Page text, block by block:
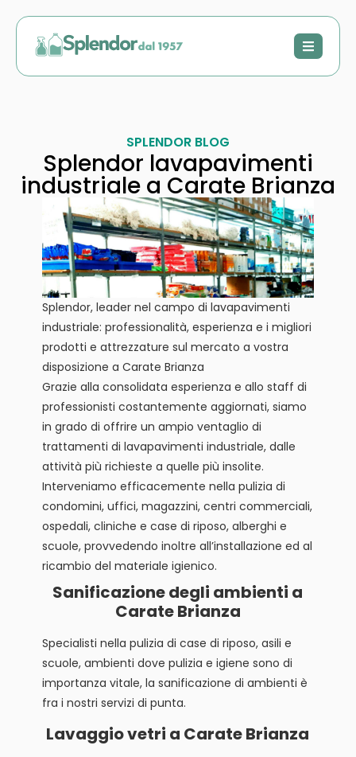
SPLENDOR BLOG
Splendor lavapavimenti
industriale a Carate Brianza
Splendor, leader nel campo di lavapavimenti
industriale: professionalità, esperienza e i migliori
prodotti e attrezzature sul mercato a vostra
disposizione a Carate Brianza
Grazie alla consolidata esperienza e allo staff di
professionisti costantemente aggiornati, siamo
in grado di offrire un ampio ventaglio di
trattamenti di lavapavimenti industriale, dalle
attività più richieste a quelle più insolite.
Interveniamo efficacemente nella pulizia di
condomini, uffici, magazzini, centri commerciali,
ospedali, cliniche e case di riposo, alberghi e
scuole, provvedendo inoltre all’installazione ed al
ricambio del materiale igienico.
Sanificazione degli ambienti a
Carate Brianza
Specialisti nella pulizia di case di riposo, asili e
scuole, ambienti dove pulizia e igiene sono di
importanza vitale, la sanificazione di ambienti è
fra i nostri servizi di punta.
Lavaggio vetri a Carate Brianza